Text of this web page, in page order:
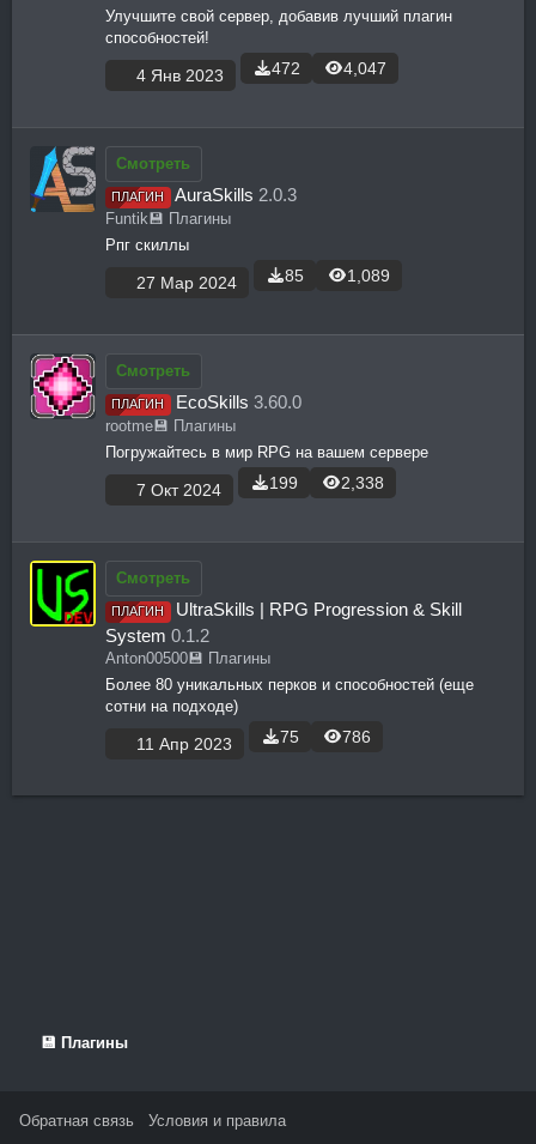
Улучшите свой сервер, добавив лучший плагин
способностей!
4 Янв 2023 472 4,047
Смотреть
ПЛАГИН AuraSkills 2.0.3
Funtik 💾 Плагины
Рпг скиллы
27 Мар 2024 85 1,089
Смотреть
ПЛАГИН EcoSkills 3.60.0
rootme💾 Плагины
Погружайтесь в мир RPG на вашем сервере
7 Окт 2024 199 2,338
Смотреть
ПЛАГИН
UltraSkills | RPG Progression & Skill
System 0.1.2
Anton00500💾 Плагины
Более 80 уникальных перков и способностей (еще
сотни на подходе)
11 Апр 2023 75 786
💾 Плагины
Обратная связь Условия и правила